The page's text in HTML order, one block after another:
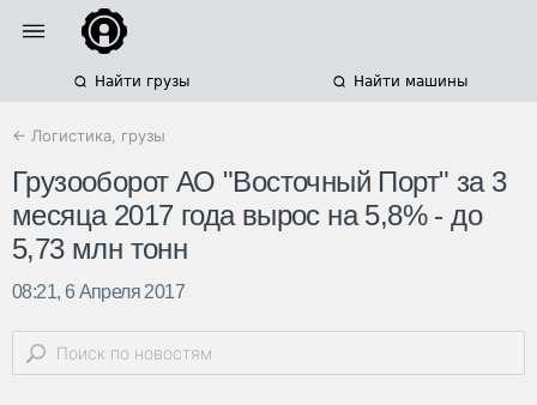
Найти грузы Найти машины
← Логистика, грузы
Грузооборот АО "Восточный Порт" за 3
месяца 2017 года вырос на 5,8% - до
5,73 млн тонн
08:21, 6 Апреля 2017